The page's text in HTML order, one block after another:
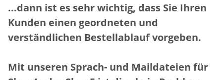
...dann ist es sehr wichtig, dass Sie Ihren
Kunden einen geordneten und
verständlichen Bestellablauf vorgeben.
Mit unseren Sprach- und Maildateien für